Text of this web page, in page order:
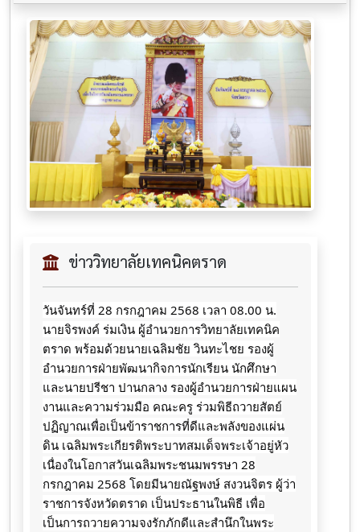
ข่าววิทยาลัยเทคนิคตราด
วันจันทร์ที่​ 28​ กรกฎาคม​ 2568​ เวลา​ 08.00 น.​
นายจิ​รพ​งค์​ ร่มเง​ิน​ ผู้​อำนวยการ​วิทยาลัย​เทคนิค​
ตราด​ พร้อมด้วยนายเฉลิมชัย วินทะไชย รองผู้
อำนวยการฝ่ายพัฒนากิจการนักเรียน นักศึกษา
และนายปรีชา ปานกลาง รองผู้อำนวยการฝ่ายแผน
งานและความร่วมมือ คณะครู ร่วมพิธีถวาย​สัตย์​
ปฏิญาณ​เพื่อ​เป็น​ข้าราชการ​ที่​ดี​และ​พลังของ​แผ่น
ดิน ​เฉลิมพระเกียรติ​พระ​บาท​สมเด็จ​พระเจ้า​อยู่​หัว​
เนื่อง​ใน​โอกาสวันเฉลิมพระ​ชนมพรรษา 28​
กรกฎาคม​ 2568​ โดยมีนายณัฐพงษ์ สงวนจิตร ผู้ว่า
ราชการจังหวัดตราด ​เป็นประธานในพิธี​ เพื่อ
เป็นการถวายความจงรักภักดีและสำนึกในพระ